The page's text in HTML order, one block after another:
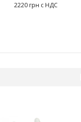
2220 грн с НДС